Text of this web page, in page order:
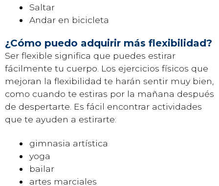
Saltar
Andar en bicicleta
¿Cómo puedo adquirir más flexibilidad?
Ser flexible significa que puedes estirar
fácilmente tu cuerpo. Los ejercicios físicos que
mejoran la flexibilidad te harán sentir muy bien,
como cuando te estiras por la mañana después
de despertarte. Es fácil encontrar actividades
que te ayuden a estirarte:
gimnasia artística
yoga
bailar
artes marciales